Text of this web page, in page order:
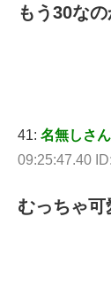
もう30な
41: 名無しさ
09:25:47.40
むっちゃ可